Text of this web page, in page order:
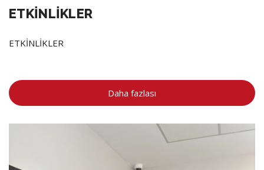
ETKİNLİKLER
ETKİNLİKLER
Daha fazlası